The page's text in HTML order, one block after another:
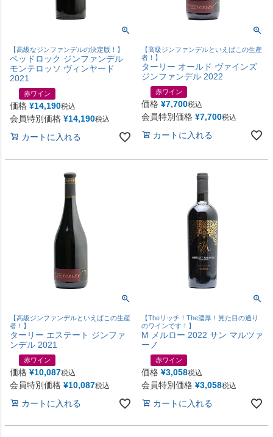
【高級なジンファンデルの決定版！】
ベッドロック ジンファンデル
モンテロッソ ヴィンヤード
2021
赤ワイン
価格 ¥14,190税込
会員特別価格 ¥14,190税込
カートに入れる
【高級ジンファンデルといえばこの生産
者！】
ターリー オールド ヴァインズ
ジンファンデル 2022
赤ワイン
価格 ¥7,700税込
会員特別価格 ¥7,700税込
カートに入れる
【高級ジンファンデルといえばこの生産
者！】
ターリー エステート ジンファ
ンデル 2021
赤ワイン
価格 ¥10,087税込
会員特別価格 ¥10,087税込
カートに入れる
【Theリッチ！The濃厚！見た目の通り
のワインです！】
M メルロー 2022 サン マルツァ
ーノ
赤ワイン
価格 ¥3,058税込
会員特別価格 ¥3,058税込
カートに入れる